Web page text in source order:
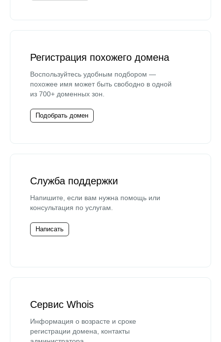
Регистрация похожего домена
Воспользуйтесь удобным подбором —
похожее имя может быть свободно в одной
из 700+ доменных зон.
Подобрать домен
Служба поддержки
Напишите, если вам нужна помощь или
консультация по услугам.
Написать
Сервис Whois
Информация о возрасте и сроке
регистрации домена, контакты